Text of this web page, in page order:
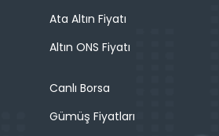
Ata Altın Fiyatı
Altın ONS Fiyatı
Canlı Borsa
Gümüş Fiyatları